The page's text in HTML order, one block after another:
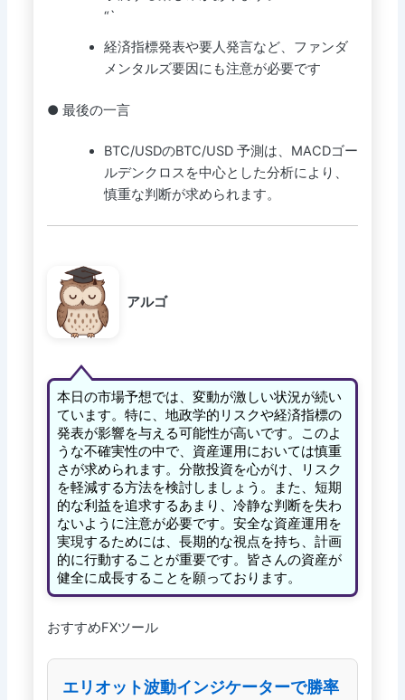
“`
経済指標発表や要人発言など、ファンダ
メンタルズ要因にも注意が必要です
● 最後の一言
BTC/USDのBTC/USD 予測は、MACDゴー
ルデンクロスを中心とした分析により、
慎重な判断が求められます。
アルゴ
本日の市場予想では、変動が激しい状況が続い
ています。特に、地政学的リスクや経済指標の
発表が影響を与える可能性が高いです。このよ
うな不確実性の中で、資産運用においては慎重
さが求められます。分散投資を心がけ、リスク
を軽減する方法を検討しましょう。また、短期
的な利益を追求するあまり、冷静な判断を失わ
ないように注意が必要です。安全な資産運用を
実現するためには、長期的な視点を持ち、計画
的に行動することが重要です。皆さんの資産が
健全に成長することを願っております。
おすすめFXツール
エリオット波動インジケーターで勝率